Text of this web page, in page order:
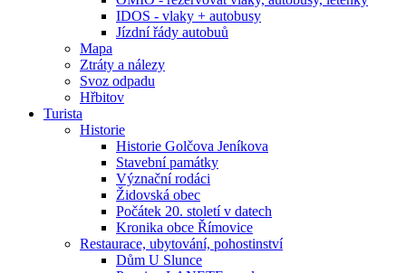
IDOS - vlaky + autobusy
Jízdní řády autobuů
Mapa
Ztráty a nálezy
Svoz odpadu
Hřbitov
Turista
Historie
Historie Golčova Jeníkova
Stavební památky
Význační rodáci
Židovská obec
Počátek 20. století v datech
Kronika obce Římovice
Restaurace, ubytování, pohostinství
Dům U Slunce